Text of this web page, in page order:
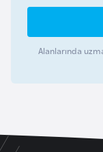
Alanlarında
n
u